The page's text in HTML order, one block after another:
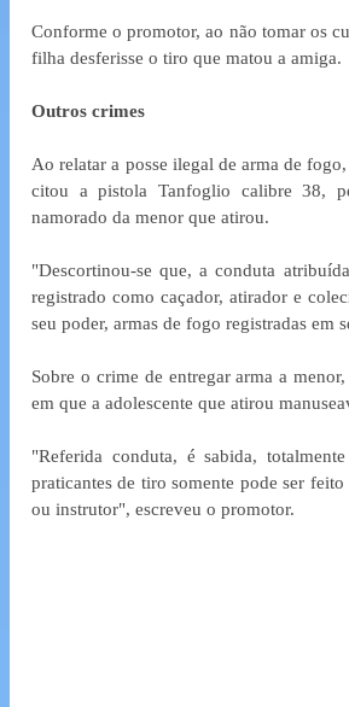
Conforme o promotor, ao não tomar os
filha desferisse o tiro que matou a amiga.
Outros crimes
Ao relatar a posse ilegal de arma de
citou a pistola Tanfoglio calibre 38,
namorado da menor que atirou.
"Descortinou-se que, a conduta
registrado como caçador, atirador e
seu poder, armas de fogo registradas em
Sobre o crime de entregar arma a
em que a adolescente que atirou
"Referida conduta, é sabida,
praticantes de tiro somente pode ser
ou instrutor", escreveu o promotor.